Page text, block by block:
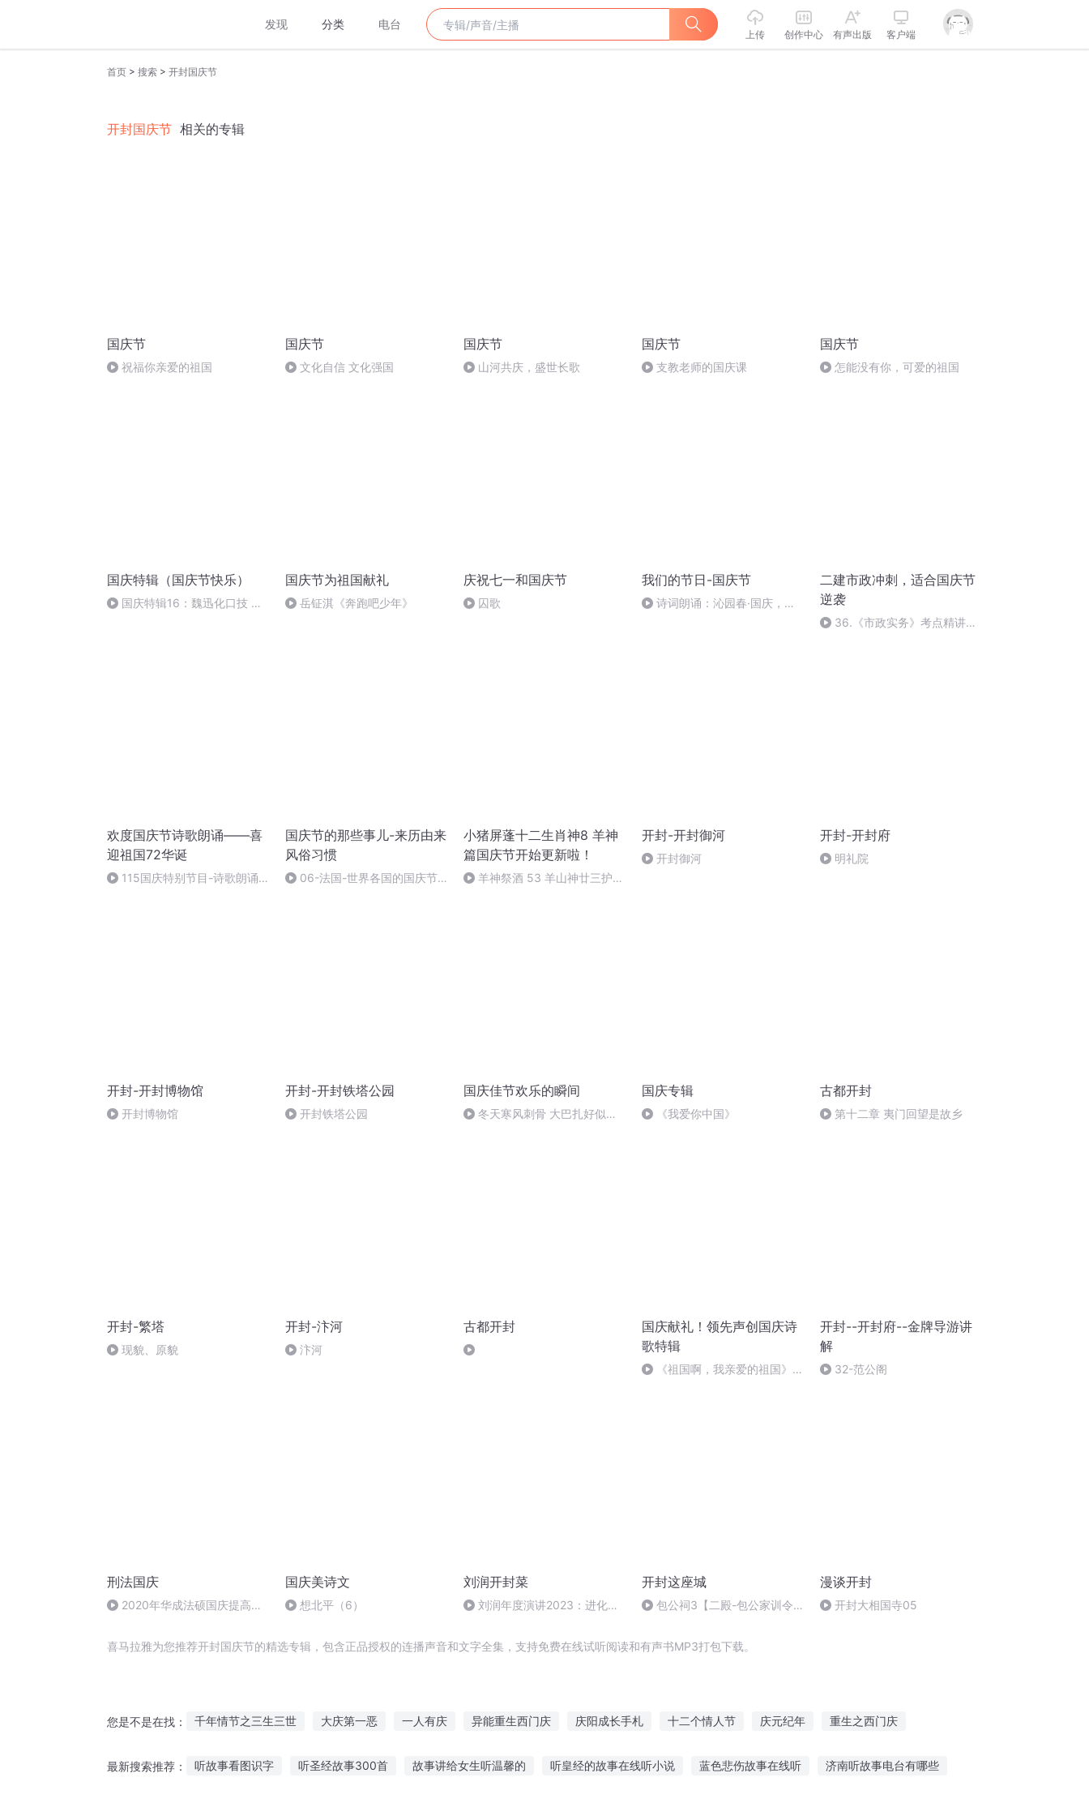
发现 分类 电台
上传 创作中心 有声出版 客户端
首页 > 搜索 > 开封国庆节
开封国庆节 相关的专辑
国庆节
祝福你亲爱的祖国
国庆节
文化自信 文化强国
国庆节
山河共庆，盛世长歌
国庆节
支教老师的国庆课
国庆节
怎能没有你，可爱的祖国
国庆特辑（国庆节快乐）
国庆特辑16：魏迅化口技 二
国庆节为祖国献礼
岳钲淇《奔跑吧少年》
庆祝七一和国庆节
囚歌
我们的节日-国庆节
诗词朗诵：沁园春·国庆，朗
二建市政冲刺，适合国庆节
逆袭
36.《市政实务》考点精讲第
欢度国庆节诗歌朗诵——喜
迎祖国72华诞
115国庆特别节目-诗歌朗诵-
国庆节的那些事儿-来历由来
风俗习惯
06-法国-世界各国的国庆节-
小猪屏蓬十二生肖神8 羊神
篇国庆节开始更新啦！
羊神祭酒 53 羊山神廿三护祭
开封-开封御河
开封御河
开封-开封府
明礼院
开封-开封博物馆
开封博物馆
开封-开封铁塔公园
开封铁塔公园
国庆佳节欢乐的瞬间
冬天寒风刺骨 大巴扎好似温
国庆专辑
《我爱你中国》
古都开封
第十二章 夷门回望是故乡
开封-繁塔
现貌、原貌
开封-汴河
汴河
古都开封
国庆献礼！领先声创国庆诗
歌特辑
《祖国啊，我亲爱的祖国》温
开封--开封府--金牌导游讲
解
32-范公阁
刑法国庆
2020年华成法硕国庆提高班
国庆美诗文
想北平（6）
刘润开封菜
刘润年度演讲2023：进化的
开封这座城
包公祠3【二殿-包公家训令
漫谈开封
开封大相国寺05
喜马拉雅为您推荐开封国庆节的精选专辑，包含正品授权的连播声音和文字全集，支持免费在线试听阅读和有声书MP3打包下载。
您是不是在找： 千年情节之三生三世 大庆第一恶 一人有庆 异能重生西门庆 庆阳成长手札 十二个情人节 庆元纪年 重生之西门庆
最新搜索推荐： 听故事看图识字 听圣经故事300首 故事讲给女生听温馨的 听皇经的故事在线听小说 蓝色悲伤故事在线听 济南听故事电台有哪些